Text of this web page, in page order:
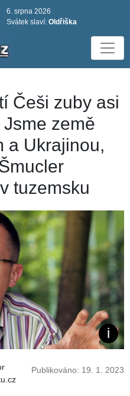
6. srpna 2026
Svátek slaví: Oldřiška
Češi zuby asi
země
a Ukrajinou,
tuzemsku
Publikováno: 19. 1. 2023